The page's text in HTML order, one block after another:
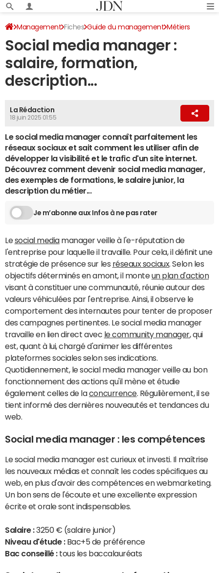
Management Fiches Guide du management Métiers
Métiers du web
Social media manager :
salaire, formation,
description...
La Rédaction
18 juin 2025 01:55
Le social media manager connaît parfaitement les
réseaux sociaux et sait comment les utiliser afin de
développer la visibilité et le trafic d'un site internet.
Découvrez comment devenir social media manager,
des exemples de formations, le salaire junior, la
description du métier...
Je m’abonne aux Infos à ne pas rater
Lesocial mediamanager veille à l'e-réputation de
l'entreprise pour laquelle il travaille. Pour cela, il définit une
stratégie de présence sur les réseaux sociaux. Selon les
objectifs déterminés en amont, il monteun plan d'action
visant à constituer une communauté, réunie autour des
valeurs véhiculées par l'entreprise. Ainsi, il observe le
comportement des internautes pour tenter de proposer
des campagnes pertinentes. Le social media manager
travaille en lien direct avec le community manager, qui
est, quant à lui, chargé d'animer les différentes
plateformes sociales selon ses indications.
Quotidiennement, le social media manager veille au bon
fonctionnement des actions qu'il mène et étudie
également celles de laconcurrence. Régulièrement, il se
tient informé des dernières nouveautés et tendances du
web.
Social media manager : les compétences
Le social media manager est curieux et investi. Il maîtrise
les nouveaux médias et connaît les codes spécifiques au
web, en plus d'avoir des compétences en webmarketing.
Un bon sens de l'écoute et une excellente expression
écrite et orale sont indispensables.
Salaire :3250 € (salaire junior)
Niveau d'étude :Bac+5 de préférence
Bac conseillé : tous les baccalauréats